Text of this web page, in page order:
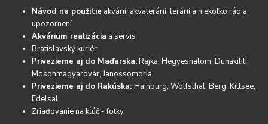
Návod na použitie akvárií, akvaterárií, terárií a niekoľko rád a
upozornení
Akvárium realizácia a servis
Bratislavský kuriér
Privezieme aj do Maďarska:Rajka, Hegyeshalom, Dunakiliti,
Mosonmagyarovár, Janossomoria
Privezieme aj do Rakúska:Hainburg, Wolfsthal, Berg, Kittsee,
Edelsal
Zriaďovanie na kĺúč - fotky